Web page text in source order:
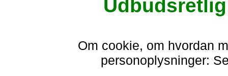
Om cookie, om hvordan
personoplysninger: